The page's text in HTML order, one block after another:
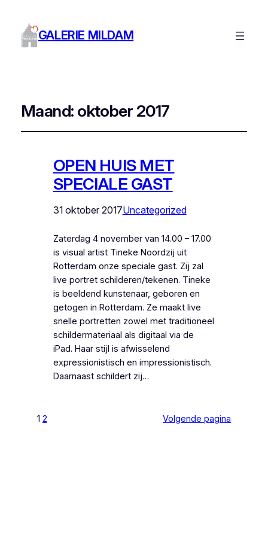
GALERIE MILDAM
Maand: oktober 2017
OPEN HUIS MET
SPECIALE GAST
31 oktober 2017Uncategorized
Zaterdag 4 november van 14.00 – 17.00
is visual artist Tineke Noordzij uit
Rotterdam onze speciale gast. Zij zal
live portret schilderen/tekenen. Tineke
is beeldend kunstenaar, geboren en
getogen in Rotterdam. Ze maakt live
snelle portretten zowel met traditioneel
schildermateriaal als digitaal via de
iPad. Haar stijl is afwisselend
expressionistisch en impressionistisch.
Daarnaast schildert zij…
1 2 Volgende pagina